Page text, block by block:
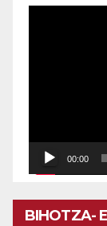
00:00
BIHOTZA-